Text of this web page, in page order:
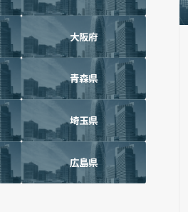
大阪府
青森県
埼玉県
広島県